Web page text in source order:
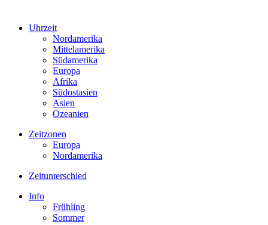
Uhrzeit
Nordamerika
Mittelamerika
Südamerika
Europa
Afrika
Südostasien
Asien
Ozeanien
Zeitzonen
Europa
Nordamerika
Zeitunterschied
Info
Frühling
Sommer